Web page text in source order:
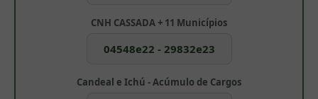
CNH CASSADA + 11 Municípios
04548e22 - 29832e23
Candeal e Ichú - Acúmulo de Cargos